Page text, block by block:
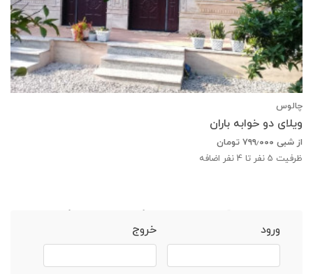
چالوس
ویلای دو خوابه باران
از شبی ۷۹۹٫۰۰۰ تومان
ظرفیت 5 نفر تا 4 نفر اضافه
ورود
خروج